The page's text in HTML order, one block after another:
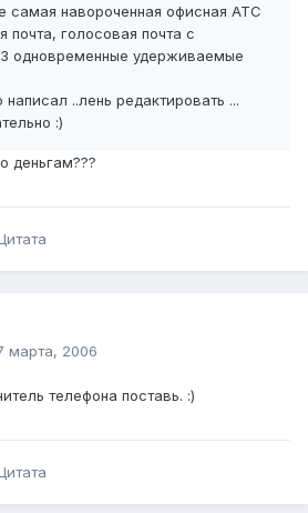
самая навороченная офисная АТС
почта, голосовая почта с
одновременные удерживаемые
..лень редактировать ...
:)
деньгам???
марта, 2006
телефона поставь. :)